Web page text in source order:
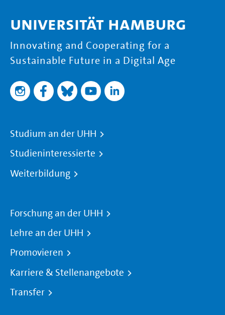
Universität Hamburg
Innovating and Cooperating for a
Sustainable Future in a Digital Age
Studium an der UHH
Studieninteressierte
Weiterbildung
Forschung an der UHH
Lehre an der UHH
Promovieren
Karriere & Stellenangebote
Transfer